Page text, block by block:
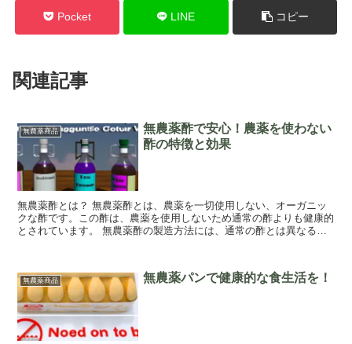
Pocket LINE コピー
関連記事
無農薬商品
無農薬酢で安心！農薬を使わない
酢の特徴と効果
無農薬酢とは？ 無農薬酢とは、農薬を一切使用しない、オーガニッ
クな酢です。この酢は、農薬を使用しないため通常の酢よりも健康的
とされています。 無農薬酢の製造方法には、通常の酢とは異なる、
無農薬商品 無農薬パンで健康的な食生活を！